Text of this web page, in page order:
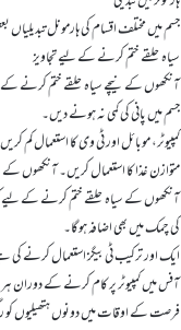
جسم میں مختلف اقسام کی ہارمونل
سیاہ حلقے ختم کرنے کے لیے تجاویز
آنکھوں کے نیچے سیاہ حلقے ختم کرنے
جسم میں پانی کی کمی نہ ہونے دیں۔
کمپیوٹر، موبائل اور ٹی وی کا استعمال
متوازن غذا کا استعمال کریں۔ آنکھوں کے
آنکھوں کے سیاہ حلقے ختم کرنے کے
کی چمک میں بھی اضافہ ہوگا۔
ایک اور ترکیب ٹی بیگز استعمال کرنے کی
آفس میں کمپیوٹر پر کام کرنے کے دوران ہر 20 منٹ بعد 20 سیکنڈ کے لیے اسکرین سے نظر ہٹا کر 20 فٹ دور دیکھیں۔ یہ آنکھوں کے تمام مسائل کے ایک بہترین ورزش ہے۔
فرصت کے اوقات میں دونوں ہتھیلیوں کو